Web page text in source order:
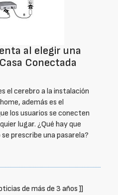
al elegir una
Conectada
el cerebro a la instalación
además es el
los usuarios se conecten
lugar. ¿Qué hay que
prescribe una pasarela?
de más de 3 años ]]